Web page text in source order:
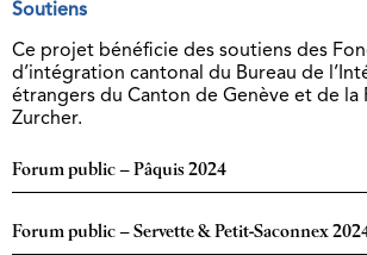
Soutiens
Ce projet bénéficie des soutiens des
d’intégration cantonal du Bureau de
étrangers du Canton de Genève et de la
Zurcher.
Forum public – Pâquis 2024
Forum public – Servette & Petit-Saconnex